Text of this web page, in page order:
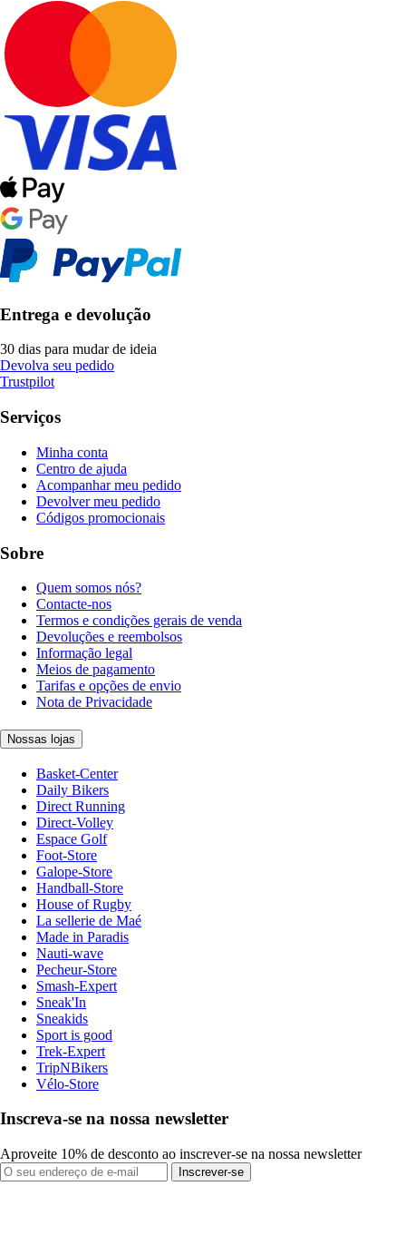
Entrega e devolução
30 dias para mudar de ideia
Devolva seu pedido
Trustpilot
Serviços
Minha conta
Centro de ajuda
Acompanhar meu pedido
Devolver meu pedido
Códigos promocionais
Sobre
Quem somos nós?
Contacte-nos
Termos e condições gerais de venda
Devoluções e reembolsos
Informação legal
Meios de pagamento
Tarifas e opções de envio
Nota de Privacidade
Nossas lojas
Basket-Center
Daily Bikers
Direct Running
Direct-Volley
Espace Golf
Foot-Store
Galope-Store
Handball-Store
House of Rugby
La sellerie de Maé
Made in Paradis
Nauti-wave
Pecheur-Store
Smash-Expert
Sneak'In
Sneakids
Sport is good
Trek-Expert
TripNBikers
Vélo-Store
Inscreva-se na nossa newsletter
Aproveite 10% de desconto ao inscrever-se na nossa newsletter
Inscrever-se